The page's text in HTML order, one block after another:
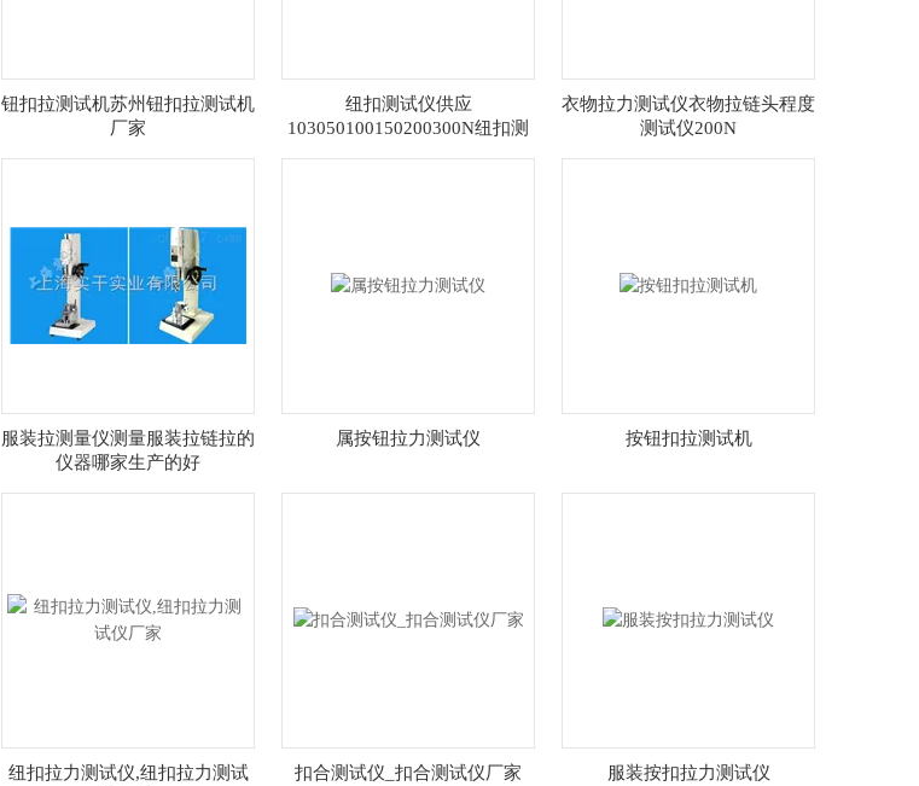
钮扣拉测试机苏州钮扣拉测试机
厂家
纽扣测试仪供应
103050100150200300N纽扣测
衣物拉力测试仪衣物拉链头程度
测试仪200N
服装拉测量仪测量服装拉链拉的
仪器哪家生产的好
属按钮拉力测试仪 按钮扣拉测试机
纽扣拉力测试仪,纽扣拉力测试
扣合测试仪_扣合测试仪厂家 服装按扣拉力测试仪